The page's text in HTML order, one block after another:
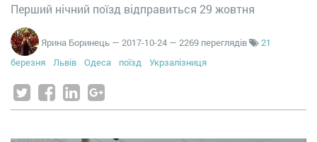
Перший нічний поїзд відправиться 29 жовтня
Ярина Боринець — 2017-10-24 — 2269 переглядів
21
березня
Львів Одеса поїзд Укрзалізниця